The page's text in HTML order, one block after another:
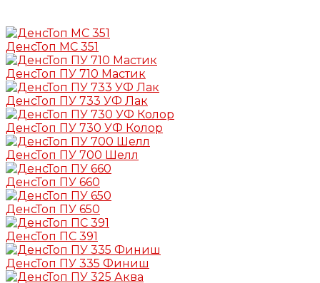
ДенсТоп МС 351
ДенсТоп ПУ 710 Мастик
ДенсТоп ПУ 733 УФ Лак
ДенсТоп ПУ 730 УФ Колор
ДенсТоп ПУ 700 Шелл
ДенсТоп ПУ 660
ДенсТоп ПУ 650
ДенсТоп ПС 391
ДенсТоп ПУ 335 Финиш